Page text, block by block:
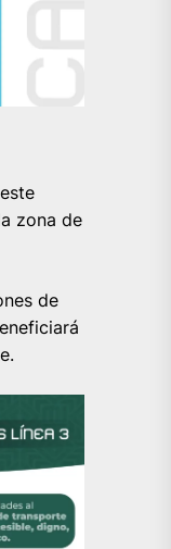
zona de
de